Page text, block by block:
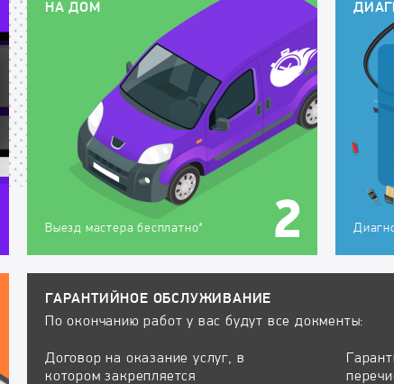
НА ДОМ
Выезд мастера бесплатно*
ГАРАНТИЙНОЕ ОБСЛУЖИВАНИЕ
По окончанию работ у вас будут все докменты:
Договор на оказание услуг, в
котором закрепляется